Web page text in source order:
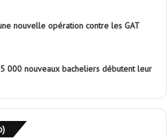
nouvelle opération contre les GAT
000 nouveaux bacheliers débutent leur